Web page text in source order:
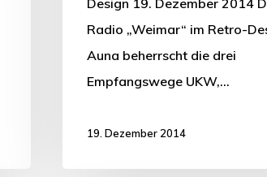
Design 19. Dezember 2014
Radio „Weimar“ im Retro-
Auna beherrscht die drei
Empfangswege UKW,…
19. Dezember 2014